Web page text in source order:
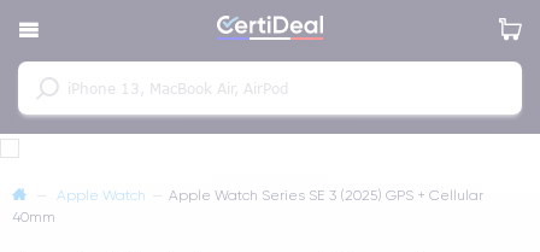
Apple Watch
Apple Watch Series SE 3 (2025) GPS + Cellular
40mm